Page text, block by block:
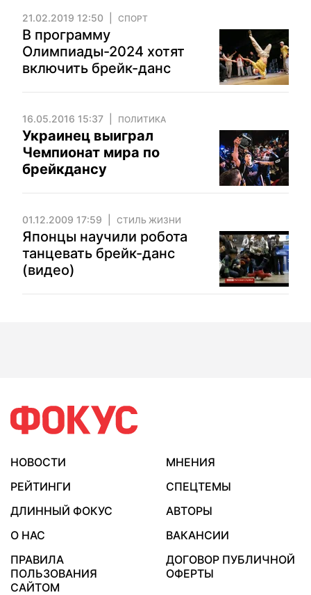
21.02.2019 12:50 СПОРТ
В программу
Олимпиады-2024 хотят
включить брейк-данс
16.05.2016 15:37 ПОЛИТИКА
Украинец выиграл
Чемпионат мира по
брейкдансу
01.12.2009 17:59 СТИЛЬ ЖИЗНИ
Японцы научили робота
танцевать брейк-данс
(видео)
НОВОСТИ
МНЕНИЯ
РЕЙТИНГИ
СПЕЦТЕМЫ
ДЛИННЫЙ ФОКУС
АВТОРЫ
О НАС
ВАКАНСИИ
ПРАВИЛА
ПОЛЬЗОВАНИЯ
САЙТОМ
ДОГОВОР ПУБЛИЧНОЙ
ОФЕРТЫ